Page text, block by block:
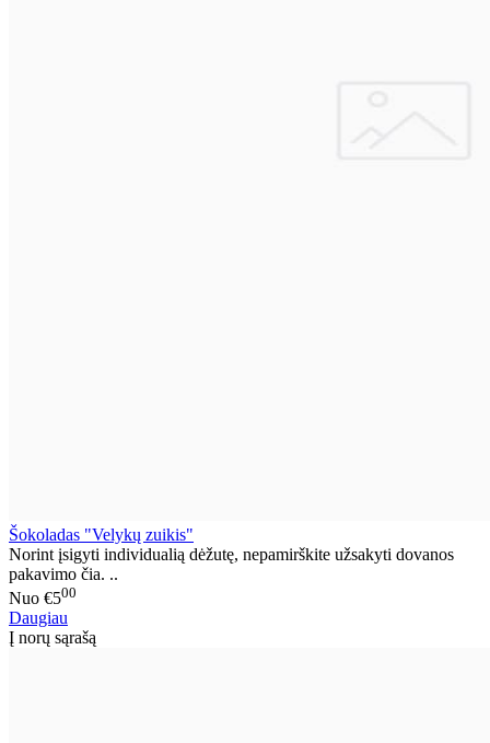
Šokoladas "Velykų zuikis"
Norint įsigyti individualią dėžutę, nepamirškite užsakyti dovanos
pakavimo čia. ..
Nuo €500
Daugiau
Į norų sąrašą